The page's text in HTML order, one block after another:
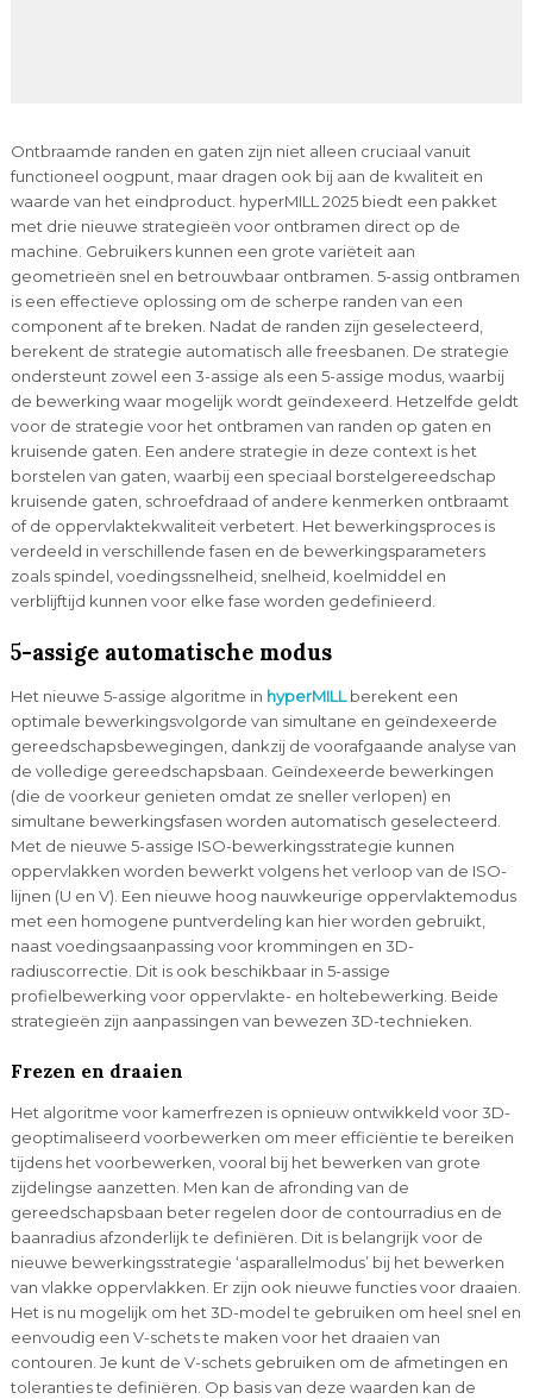
Ontbraamde randen en gaten zijn niet alleen cruciaal vanuit
functioneel oogpunt, maar dragen ook bij aan de kwaliteit en
waarde van het eindproduct. hyperMILL 2025 biedt een pakket
met drie nieuwe strategieën voor ontbramen direct op de
machine. Gebruikers kunnen een grote variëteit aan
geometrieën snel en betrouwbaar ontbramen. 5-assig ontbramen
is een effectieve oplossing om de scherpe randen van een
component af te breken. Nadat de randen zijn geselecteerd,
berekent de strategie automatisch alle freesbanen. De strategie
ondersteunt zowel een 3-assige als een 5-assige modus, waarbij
de bewerking waar mogelijk wordt geïndexeerd. Hetzelfde geldt
voor de strategie voor het ontbramen van randen op gaten en
kruisende gaten. Een andere strategie in deze context is het
borstelen van gaten, waarbij een speciaal borstelgereedschap
kruisende gaten, schroefdraad of andere kenmerken ontbraamt
of de oppervlaktekwaliteit verbetert. Het bewerkingsproces is
verdeeld in verschillende fasen en de bewerkingsparameters
zoals spindel, voedingssnelheid, snelheid, koelmiddel en
verblijftijd kunnen voor elke fase worden gedefinieerd.
5-assige automatische modus
Het nieuwe 5-assige algoritme in hyperMILLberekent een
optimale bewerkingsvolgorde van simultane en geïndexeerde
gereedschapsbewegingen, dankzij de voorafgaande analyse van
de volledige gereedschapsbaan. Geïndexeerde bewerkingen
(die de voorkeur genieten omdat ze sneller verlopen) en
simultane bewerkingsfasen worden automatisch geselecteerd.
Met de nieuwe 5-assige ISO-bewerkingsstrategie kunnen
oppervlakken worden bewerkt volgens het verloop van de ISO-
lijnen (U en V). Een nieuwe hoog nauwkeurige oppervlaktemodus
met een homogene puntverdeling kan hier worden gebruikt,
naast voedingsaanpassing voor krommingen en 3D-
radiuscorrectie. Dit is ook beschikbaar in 5-assige
profielbewerking voor oppervlakte- en holtebewerking. Beide
strategieën zijn aanpassingen van bewezen 3D-technieken.
Frezen en draaien
Het algoritme voor kamerfrezen is opnieuw ontwikkeld voor 3D-
geoptimaliseerd voorbewerken om meer efficiëntie te bereiken
tijdens het voorbewerken, vooral bij het bewerken van grote
zijdelingse aanzetten. Men kan de afronding van de
gereedschapsbaan beter regelen door de contourradius en de
baanradius afzonderlijk te definiëren. Dit is belangrijk voor de
nieuwe bewerkingsstrategie ‘asparallelmodus’ bij het bewerken
van vlakke oppervlakken. Er zijn ook nieuwe functies voor draaien.
Het is nu mogelijk om het 3D-model te gebruiken om heel snel en
eenvoudig een V-schets te maken voor het draaien van
contouren. Je kunt de V-schets gebruiken om de afmetingen en
toleranties te definiëren. Op basis van deze waarden kan de